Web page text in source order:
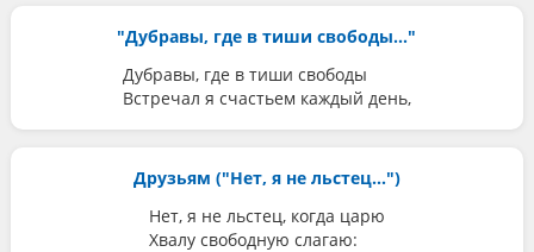
"Дубравы, где в тиши свободы..."
Дубравы, где в тиши свободы
Встречал я счастьем каждый день,
Друзьям ("Нет, я не льстец...")
Нет, я не льстец, когда царю
Хвалу свободную слагаю: